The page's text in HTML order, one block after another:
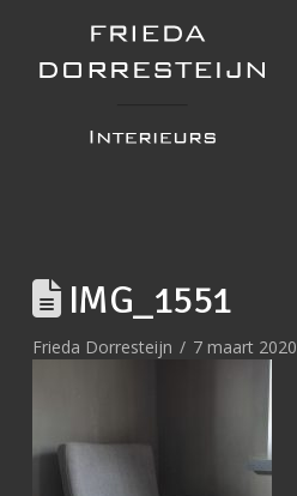
IMG_1551
Frieda Dorresteijn 7 maart 2020